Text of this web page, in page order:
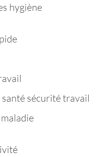
hygiène
sécurité travail